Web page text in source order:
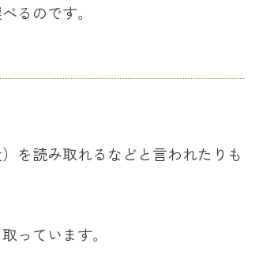
るのです。
を読み取れるなどと言われたりも
っています。